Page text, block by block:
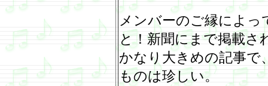
メンバーのご縁によ
と！新聞にまで掲載さ
かなり大きめの記事で
ものは珍しい。